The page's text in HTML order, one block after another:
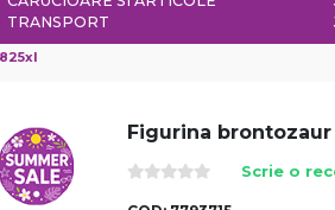
TRANSPORT
Figurina
Scrie o